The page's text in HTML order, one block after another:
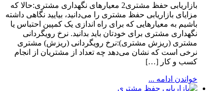
بازاریابی حفظ مشتری2 معیارهای نگهداری مشتری:حالا که
مزایای بازاریابی حفظ مشتری را می‌دانید، بیایید نگاهی داشته
باشیم به معیارهایی که برای راه اندازی یک کمپین احتباس یا
نگهداری مشتری برای خودتان باید بدانید. نرخ رویگردانی
مشتری (ریزش مشتری):نرخ رویگردانی (ریزش) مشتری
نرخی است که نشان می‌دهد چه تعداد از مشتریان از انجام
کسب و کار […]
خواندن ادامه ...